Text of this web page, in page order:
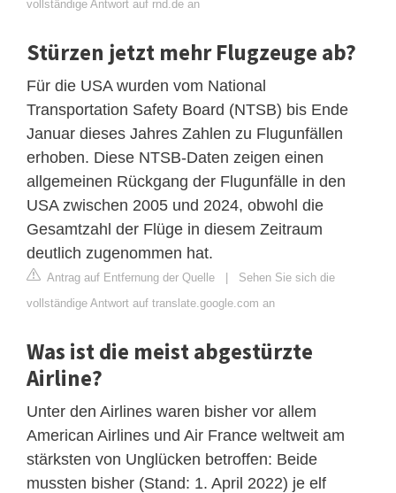
vollständige Antwort auf rnd.de an
Stürzen jetzt mehr Flugzeuge ab?
Für die USA wurden vom National
Transportation Safety Board (NTSB) bis Ende
Januar dieses Jahres Zahlen zu Flugunfällen
erhoben. Diese NTSB-Daten zeigen einen
allgemeinen Rückgang der Flugunfälle in den
USA zwischen 2005 und 2024, obwohl die
Gesamtzahl der Flüge in diesem Zeitraum
deutlich zugenommen hat.
Antrag auf Entfernung der Quelle | Sehen Sie sich die
vollständige Antwort auf translate.google.com an
Was ist die meist abgestürzte
Airline?
Unter den Airlines waren bisher vor allem
American Airlines und Air France weltweit am
stärksten von Unglücken betroffen: Beide
mussten bisher (Stand: 1. April 2022) je elf